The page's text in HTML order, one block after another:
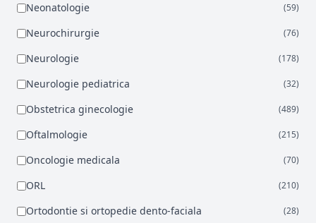
Neonatologie (59)
Neurochirurgie (76)
Neurologie (178)
Neurologie pediatrica (32)
Obstetrica ginecologie (489)
Oftalmologie (215)
Oncologie medicala (70)
ORL (210)
Ortodontie si ortopedie dento-faciala (28)